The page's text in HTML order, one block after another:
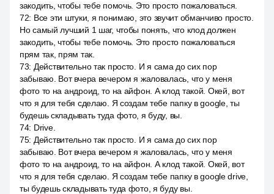
закодить, чтобы тебе помочь. Это просто пожаловаться.
72: Все эти штуки, я понимаю, это звучит обманчиво просто.
Но самый лучший 1 шаг, чтобы понять, что клод должен
закодить, чтобы тебе помочь. Это просто пожаловаться
прям так, прям так.
73: Действительно так просто. И я сама до сих пор
забываю. Вот вчера вечером я жаловалась, что у меня
фото то на андроид, то на айфон. А клод такой. Окей, вот
что я для тебя сделаю. Я создам тебе папку в google, ты
будешь складывать туда фото, я буду, вы.
74: Drive.
75: Действительно так просто. И я сама до сих пор
забываю. Вот вчера вечером я жаловалась, что у меня
фото то на андроид, то на айфон. А клод такой. Окей, вот
что я для тебя сделаю. Я создам тебе папку в google drive,
ты будешь складывать туда фото, я буду вы.